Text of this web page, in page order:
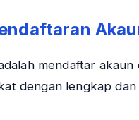
mendaftar
dengan lengkap